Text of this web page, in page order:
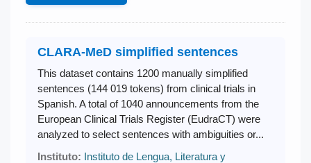
CLARA-MeD simplified sentences
This dataset contains 1200 manually simplified
sentences (144 019 tokens) from clinical trials in
Spanish. A total of 1040 announcements from the
European Clinical Trials Register (EudraCT) were
analyzed to select sentences with ambiguities or...
Instituto: Instituto de Lengua, Literatura y